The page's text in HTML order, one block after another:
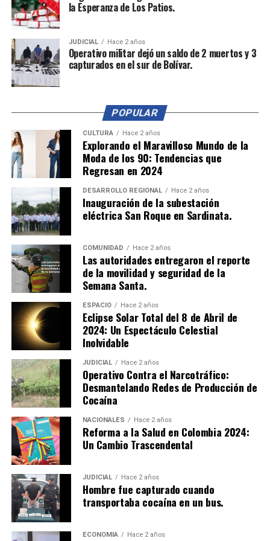
COSMOLOGÍA
GALAXIA CEERS 1019
TELESCOPIO ESPACIAL JAMES WEBB
HASTA LA PRÓXIMA
El Futuro Inmersivo: Realidad Virtual y Aumentada
Transformando Sectores Clave
NO TE PIERDAS
digitales en Colombia
la Esperanza de Los Patios.
JUDICIAL Hace 2 años
Operativo militar dejó un saldo de 2 muertos y 3
capturados en el sur de Bolívar.
POPULAR
CULTURA Hace 2 años
Explorando el Maravilloso Mundo de la
Moda de los 90: Tendencias que
Regresan en 2024
DESARROLLO REGIONAL Hace 2 años
Inauguración de la subestación
eléctrica San Roque en Sardinata.
COMUNIDAD Hace 2 años
Las autoridades entregaron el reporte
de la movilidad y seguridad de la
Semana Santa.
ESPACIO Hace 2 años
Eclipse Solar Total del 8 de Abril de
2024: Un Espectáculo Celestial
Inolvidable
JUDICIAL Hace 2 años
Operativo Contra el Narcotráfico:
Desmantelando Redes de Producción de
Cocaína
NACIONALES Hace 2 años
Reforma a la Salud en Colombia 2024:
Un Cambio Trascendental
JUDICIAL Hace 2 años
Hombre fue capturado cuando
transportaba cocaína en un bus.
ECONOMIA Hace 2 años